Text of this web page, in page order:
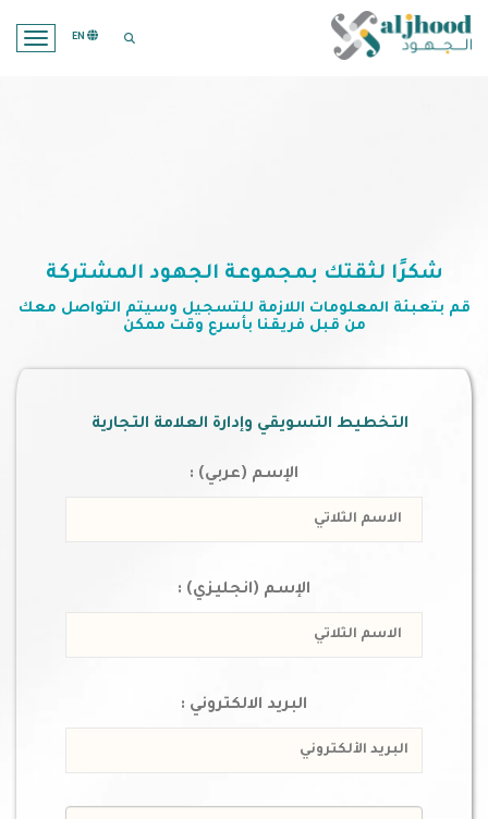
search opener
شكرًا لثقتك بمجموعة الجهود المشتركة
قم بتعبئة المعلومات اللازمة للتسجيل وسيتم التواصل معك
من قبل فريقنا بأسرع وقت ممكن
التخطيط التسويقي وإدارة العلامة التجارية
الإسم (عربي) :
الإسم (انجليزي) :
البريد الالكتروني :